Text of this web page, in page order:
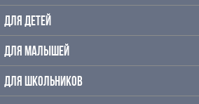
Экскурсии для школьников
Экскурсии для школьников
ДЛЯ ДЕТЕЙ
ДЛЯ МАЛЫШЕЙ
ДЛЯ ШКОЛЬНИКОВ